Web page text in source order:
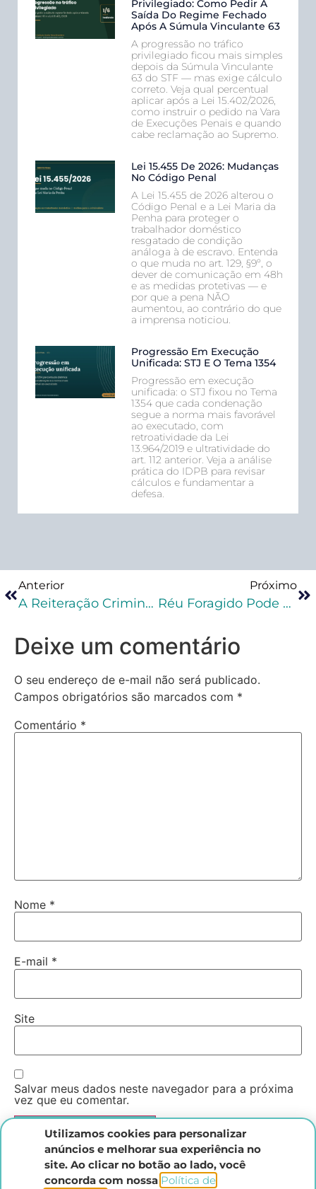
Privilegiado: Como Pedir A
Saída Do Regime Fechado
Após A Súmula Vinculante 63
A progressão no tráfico
privilegiado ficou mais simples
depois da Súmula Vinculante
63 do STF — mas exige cálculo
correto. Veja qual percentual
aplicar após a Lei 15.402/2026,
como instruir o pedido na Vara
de Execuções Penais e quando
cabe reclamação ao Supremo.
Lei 15.455 De 2026: Mudanças
No Código Penal
A Lei 15.455 de 2026 alterou o
Código Penal e a Lei Maria da
Penha para proteger o
trabalhador doméstico
resgatado de condição
análoga à de escravo. Entenda
o que muda no art. 129, §9º, o
dever de comunicação em 48h
e as medidas protetivas — e
por que a pena NÃO
aumentou, ao contrário do que
a imprensa noticiou.
Progressão Em Execução
Unificada: STJ E O Tema 1354
Progressão em execução
unificada: o STJ fixou no Tema
1354 que cada condenação
segue a norma mais favorável
ao executado, com
retroatividade da Lei
13.964/2019 e ultratividade do
art. 112 anterior. Veja a análise
prática do IDPB para revisar
cálculos e fundamentar a
defesa.
Anterior
A Reiteração Criminosa Inviabiliza Aplicação Do Princípio Da Insignificância
Próximo
Réu Foragido Pode Participar De Audiência De Instrução E Julgamento Por Videoconferência?
Deixe um comentário
O seu endereço de e-mail não será publicado.
Campos obrigatórios são marcados com *
Comentário *
Nome *
E-mail *
Site
Salvar meus dados neste navegador para a próxima
vez que eu comentar.
Utilizamos cookies para personalizar
anúncios e melhorar sua experiência no
site. Ao clicar no botão ao lado, você
concorda com nossa Política de